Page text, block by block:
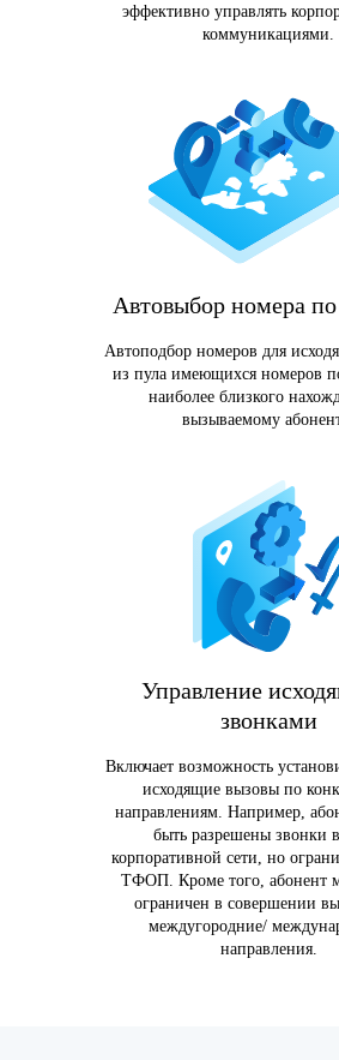
эффективно управлять
коммуникациями.
Автовыбор номера
Автоподбор номеров для
из пула имеющихся номеров
наиболее близкого
вызываемому
Управление
звонками
Включает возможность
исходящие вызовы по
направлениям. Например,
быть разрешены звонки
корпоративной сети, но
ТФОП. Кроме того, абонент
ограничен в совершении
междугородние/
направления.